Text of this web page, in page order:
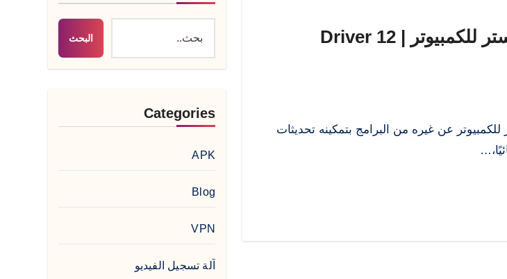
تحميل درايفر بوستر للكمبيوتر | 12 Driver
للكمبيوتر عن غيره من البرامج بتمكينه تحديثات
البحث
Categories
APK
Blog
VPN
آلة تسجيل الفيديو